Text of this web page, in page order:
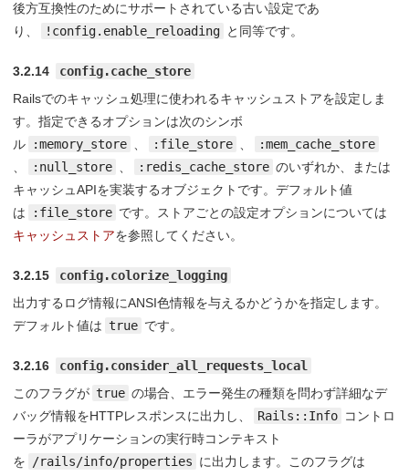
後方互換性のためにサポートされている古い設定であ
り、
!config.enable_reloading と同等です。
3.2.14
config.cache_store
Railsでのキャッシュ処理に使われるキャッシュストアを設定しま
す。指定できるオプションは次のシンボ
ル
:memory_store 、 :file_store 、
:mem_cache_store
、
:null_store 、 :redis_cache_store のいずれか、または
キャッシュAPIを実装するオブジェクトです。デフォルト値
は
:file_store です。ストアごとの設定オプションについては
キャッシュストアを参照してください。
3.2.15
config.colorize_logging
出力するログ情報にANSI色情報を与えるかどうかを指定します。
デフォルト値は true です。
3.2.16
config.consider_all_requests_local
このフラグが true の場合、エラー発生の種類を問わず詳細なデ
バッグ情報をHTTPレスポンスに出力し、
Rails::Info コントロ
ーラがアプリケーションの実行時コンテキスト
を /rails/info/properties に出力します。このフラグは